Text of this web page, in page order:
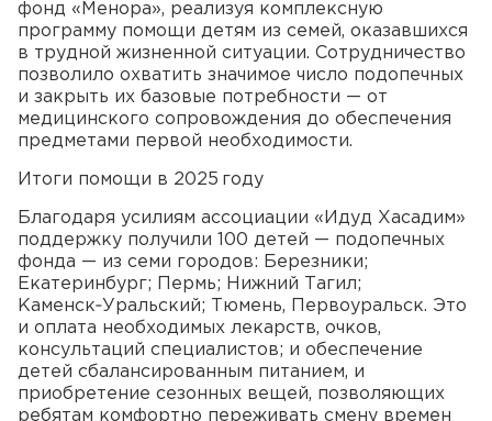
фонд «Менора», реализуя комплексную
программу помощи детям из семей, оказавшихся
в трудной жизненной ситуации. Сотрудничество
позволило охватить значимое число подопечных
и закрыть их базовые потребности — от
медицинского сопровождения до обеспечения
предметами первой необходимости.
Итоги помощи в 2025 году
Благодаря усилиям ассоциации «Идуд Хасадим»
поддержку получили 100 детей — подопечных
фонда — из семи городов: Березники;
Екатеринбург; Пермь; Нижний Тагил;
Каменск‑Уральский; Тюмень, Первоуральск. Это
и оплата необходимых лекарств, очков,
консультаций специалистов; и обеспечение
детей сбалансированным питанием, и
приобретение сезонных вещей, позволяющих
ребятам комфортно переживать смену времен